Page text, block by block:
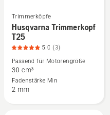
Mehr
Details
zu
Husqvarna
Trimmerkopf
T25
anzeigen,
Trimmerköpfe
Husqvarna Trimmerkopf
T25
5.0 (3)
Passend für Motorengröße
30 cm³
Fadenstärke Min
2 mm